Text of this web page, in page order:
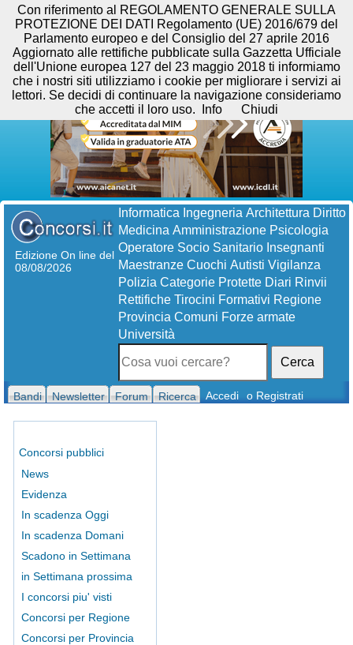
Edizione On line del
08/08/2026
Informatica Ingegneria Architettura Diritto
Medicina Amministrazione Psicologia
Operatore Socio Sanitario Insegnanti
Maestranze Cuochi Autisti Vigilanza
Polizia Categorie Protette Diari Rinvii
Rettifiche Tirocini Formativi Regione
Provincia Comuni Forze armate
Università
Cerca
Bandi Newsletter Forum Ricerca Accedi o Registrati
Concorsi pubblici
News
Evidenza
In scadenza Oggi
In scadenza Domani
Scadono in Settimana
in Settimana prossima
I concorsi piu' visti
Concorsi per Regione
Concorsi per Provincia
Con riferimento al REGOLAMENTO GENERALE SULLA
PROTEZIONE DEI DATI Regolamento (UE) 2016/679 del
Parlamento europeo e del Consiglio del 27 aprile 2016
Aggiornato alle rettifiche pubblicate sulla Gazzetta Ufficiale
dell'Unione europea 127 del 23 maggio 2018 ti informiamo
che i nostri siti utilizziamo i cookie per migliorare i servizi ai
lettori. Se decidi di continuare la navigazione consideriamo
che accetti il loro uso.
Info Chiudi